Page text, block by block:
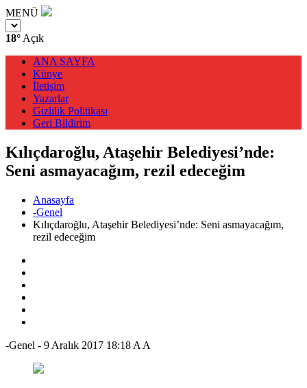
MENÜ
18° Açık
ANA SAYFA
Künye
İletişim
Yazarlar
Gizlilik Politikası
Geri Bildirim
Kılıçdaroğlu, Ataşehir Belediyesi’nde:
Seni asmayacağım, rezil edeceğim
Anasayfa
-Genel
Kılıçdaroğlu, Ataşehir Belediyesi’nde: Seni asmayacağım,
rezil edeceğim
-Genel - 9 Aralık 2017 18:18 A A